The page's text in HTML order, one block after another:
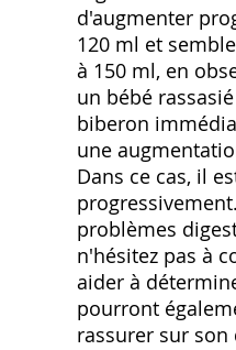
d'augmenter
120 ml et
à 150 ml, en
un bébé
biberon
une
Dans ce cas, il
problèmes
n'hésitez pas à
aider à
pourront
rassurer sur